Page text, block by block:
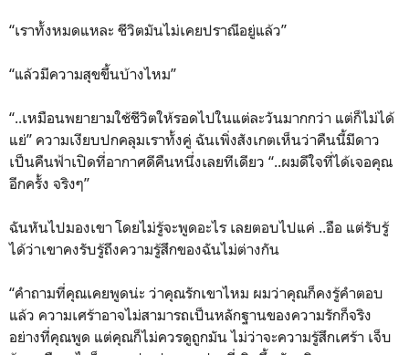
“เราทั้งหมดแหละ ชีวิตมันไม่เคยปราณีอยู่แล้ว”
“แล้วมีความสุขขึ้นบ้างไหม”
“..เหมือนพยายามใช้ชีวิตให้รอดไปในแต่ละวันมากกว่า แต่ก็ไม่ได้
แย่” ความเงียบปกคลุมเราทั้งคู่ ฉันเพิ่งสังเกตเห็นว่าคืนนี้มีดาว
เป็นคืนฟ้าเปิดที่อากาศดีคืนหนึ่งเลยทีเดียว “..ผมดีใจที่ได้เจอคุณ
อีกครั้ง จริงๆ”
ฉันหันไปมองเขา โดยไม่รู้จะพูดอะไร เลยตอบไปแค่ ..อือ แต่รับรู้
ได้ว่าเขาคงรับรู้ถึงความรู้สึกของฉันไม่ต่างกัน
“คำถามที่คุณเคยพูดน่ะ ว่าคุณรักเขาไหม ผมว่าคุณก็คงรู้คำตอบ
แล้ว ความเศร้าอาจไม่สามารถเป็นหลักฐานของความรักก็จริง
อย่างที่คุณพูด แต่คุณก็ไม่ควรดูถูกมัน ไม่ว่าจะความรู้สึกเศร้า เจ็บ